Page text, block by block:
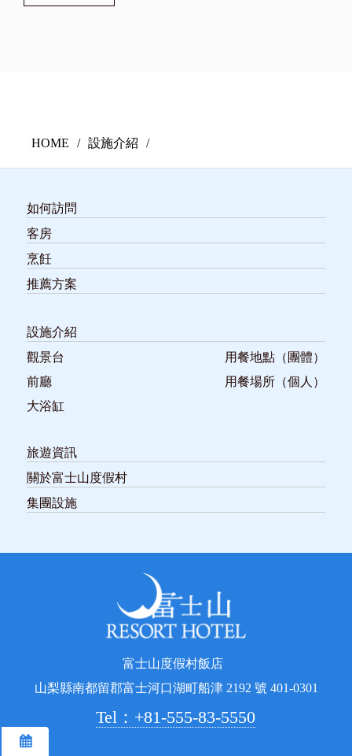
HOME 設施介紹
預訂
如何訪問
客房
烹飪
推薦方案
設施介紹
觀景台
前廳
大浴缸
用餐地點（團體）
用餐場所（個人）
旅遊資訊
關於富士山度假村
集團設施
富士山度假村飯店
山梨縣南都留郡富士河口湖町船津 2192 號 401-0301
Tel：+81-555-83-5550